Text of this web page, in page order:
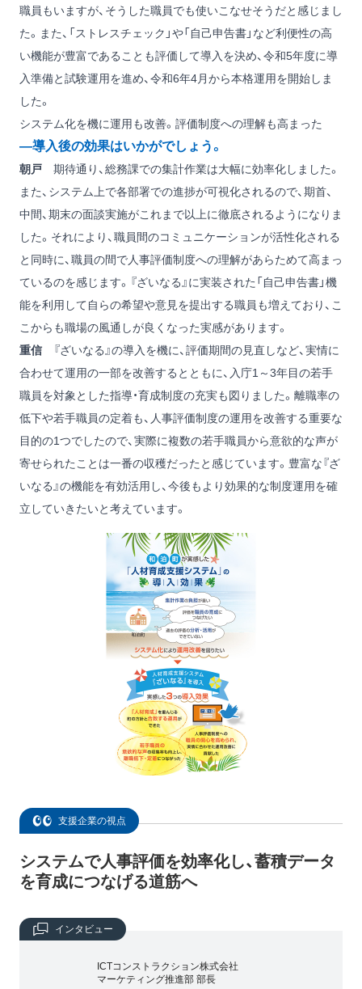
職員もいますが、そうした職員でも使いこなせそうだと感じまし
た。また、「ストレスチェック」や「自己申告書」など利便性の高
い機能が豊富であることも評価して導入を決め、令和5年度に導
入準備と試験運用を進め、令和6年4月から本格運用を開始しま
した。
システム化を機に運用も改善。評価制度への理解も高まった
―導入後の効果はいかがでしょう。
朝戸 期待通り、総務課での集計作業は大幅に効率化しました。
また、システム上で各部署での進捗が可視化されるので、期首、
中間、期末の面談実施がこれまで以上に徹底されるようになりま
した。それにより、職員間のコミュニケーションが活性化される
と同時に、職員の間で人事評価制度への理解があらためて高まっ
ているのを感じます。『ざいなる』に実装された「自己申告書」機
能を利用して自らの希望や意見を提出する職員も増えており、こ
こからも職場の風通しが良くなった実感があります。
重信 『ざいなる』の導入を機に、評価期間の見直しなど、実情に
合わせて運用の一部を改善するとともに、入庁1～3年目の若手
職員を対象とした指導・育成制度の充実も図りました。離職率の
低下や若手職員の定着も、人事評価制度の運用を改善する重要な
目的の1つでしたので、実際に複数の若手職員から意欲的な声が
寄せられたことは一番の収穫だったと感じています。豊富な『ざ
いなる』の機能を有効活用し、今後もより効果的な制度運用を確
立していきたいと考えています。
支援企業の視点
システムで人事評価を効率化し、蓄積データ
を育成につなげる道筋へ
インタビュー
ICTコンストラクション株式会社
マーケティング推進部 部長